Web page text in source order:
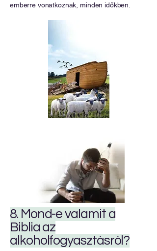
emberre vonatkoznak, minden időkben.
8. Mond-e valamit a
Biblia az
alkoholfogyasztásról?